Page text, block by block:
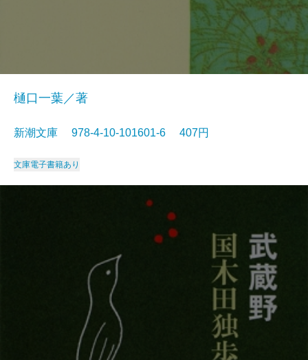
樋口一葉／著
新潮文庫 978-4-10-101601-6 407円
文庫電子書籍あり